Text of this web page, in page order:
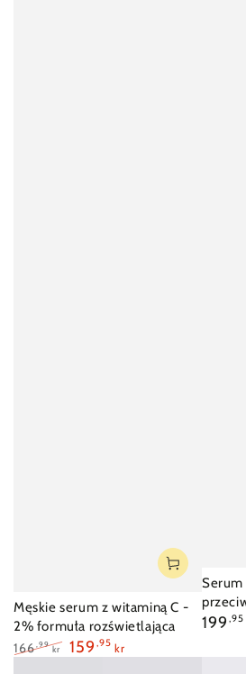
Męskie serum z witaminą C -
2% formuła rozświetlająca
166 ,99 kr 159 ,95 kr
Cena
199 ,95